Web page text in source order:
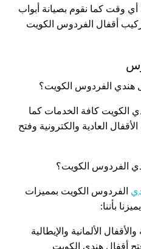
وقت كما نقوم بصيانة أبواب
أقفال الفردوس الكويت
هندي الفردوس الكويت؟
الكويت كافة الخدمات كما
العادية والكترونية وفتح
الفردوس الكويت؟
الفردوس الكويت بمميزات
بأننا:
الألمانية والإيطالية
أقفال هندي الكويت